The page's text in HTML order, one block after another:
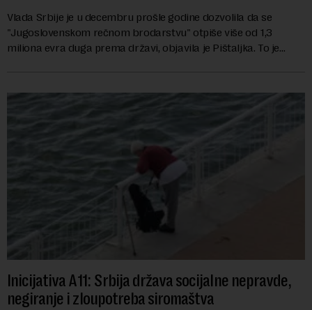
Vlada Srbije je u decembru prošle godine dozvolila da se
"Jugoslovenskom rečnom brodarstvu" otpiše više od 1,3
miliona evra duga prema državi, objavila je Pištaljka. To je
Inicijativa A11: Srbija država socijalne nepravde,
negiranje i zloupotreba siromaštva